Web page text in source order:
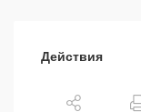
Действия